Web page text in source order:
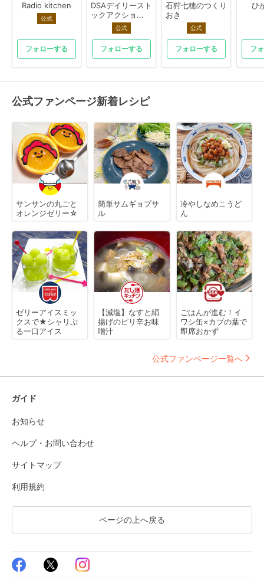
Radio kitchen
公式
フォローする
DSAデイリースト
ックアクショ...
公式
フォローする
石狩七穂のつくり
おき
公式
フォローする
ひ
フ
公式ファンページ新着レシピ
サンサンの丸ごと
オレンジゼリー☆
簡単サムギョプサ
ル
冷やしなめこうど
ん
ゼリーアイスミッ
クスで★シャリぷ
る一口アイス
【減塩】なすと絹
揚げのピリ辛お味
噌汁
ごはんが進む！イ
ワシ缶×カブの葉で
即席おかず
公式ファンページ一覧へ
ガイド
お知らせ
ヘルプ・お問い合わせ
サイトマップ
利用規約
ページの上へ戻る